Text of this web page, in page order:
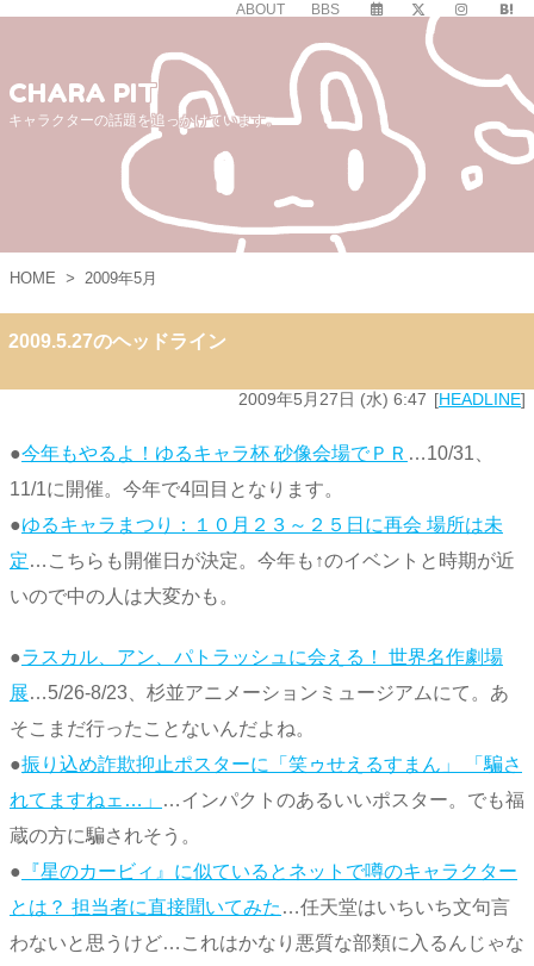
ABOUT BBS
CHARA PIT
キャラクターの話題を追っかけています。
HOME > 2009年5月
2009.5.27のヘッドライン
2009年5月27日 (水) 6:47 HEADLINE
●今年もやるよ！ゆるキャラ杯 砂像会場でＰＲ …10/31、
11/1に開催。今年で4回目となります。
●ゆるキャラまつり：１０月２３～２５日に再会 場所は未
定…こちらも開催日が決定。今年も↑のイベントと時期が近
いので中の人は大変かも。
●ラスカル、アン、パトラッシュに会える！ 世界名作劇場
展…5/26-8/23、杉並アニメーションミュージアムにて。あ
そこまだ行ったことないんだよね。
●振り込め詐欺抑止ポスターに「笑ゥせえるすまん」 「騙さ
れてますねェ…」
…インパクトのあるいいポスター。でも福
蔵の方に騙されそう。
● 『星のカービィ』に似ているとネットで噂のキャラクター
とは？ 担当者に直接聞いてみた …任天堂はいちいち文句言
わないと思うけど…これはかなり悪質な部類に入るんじゃな